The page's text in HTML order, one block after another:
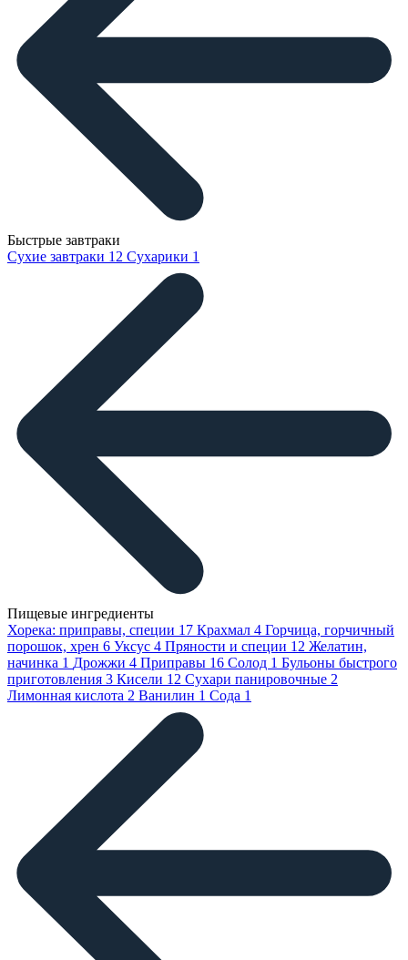
Быстрые завтраки
Сухие завтраки 12 Сухарики 1
Пищевые ингредиенты
Хорека: приправы, специи 17 Крахмал 4 Горчица, горчичный
порошок, хрен 6 Уксус 4 Пряности и специи 12 Желатин,
начинка 1 Дрожжи 4 Приправы 16 Солод 1 Бульоны быстрого
приготовления 3 Кисели 12 Сухари панировочные 2
Лимонная кислота 2 Ванилин 1 Сода 1